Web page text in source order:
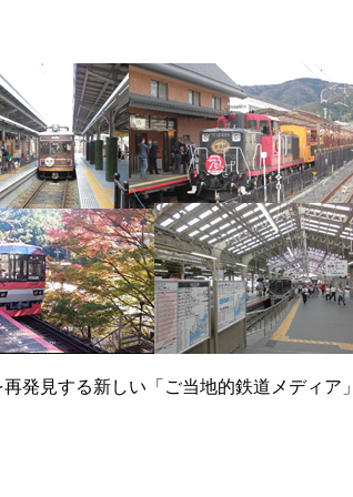
発見する新しい「ご当地的鉄道メディア